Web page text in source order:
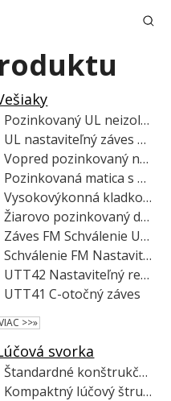
Pozinkovaný UL neizolovaný otočný záves na potrubie
UL nastaviteľný záves na rúrky z uhlíkovej ocele
Vopred pozinkovaný neotočný nastaviteľný pásový držiak na rúrky
Pozinkovaná matica s nastaviteľnou slučkou na rúrku
Vysokovýkonná kladková stolička pre potrubia HVAC
Žiarovo pozinkovaný držiak na valce
Záves FM Schválenie UL Listed Clevis Hanger
Schválenie FM Nastaviteľný otočný remienok uvedený v zozname UL
UTT42 Nastaviteľný remeňový vešiak bez otočnej matice
UTT41 C-otočný záves
>>»
svorka
Štandardné konštrukčné uchytenie lúča s certifikáciou UL FM
Kompaktný lúčový štrukturálny nástavec certifikovaný UL FM